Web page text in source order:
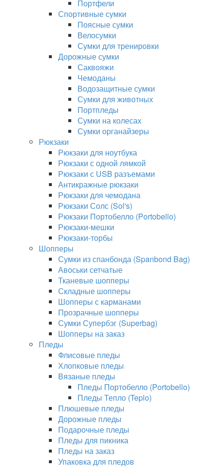
Портфели
Спортивные сумки
Поясные сумки
Велосумки
Сумки для тренировки
Дорожные сумки
Саквояжи
Чемоданы
Водозащитные сумки
Сумки для животных
Портпледы
Сумки на колесах
Сумки органайзеры
Рюкзаки
Рюкзаки для ноутбука
Рюкзаки с одной лямкой
Рюкзаки с USB разъемами
Антикражные рюкзаки
Рюкзаки для чемодана
Рюкзаки Солс (Sol's)
Рюкзаки Портобелло (Portobello)
Рюкзаки-мешки
Рюкзаки-торбы
Шопперы
Сумки из спанбонда (Spanbond Bag)
Авоськи сетчатые
Тканевые шопперы
Складные шопперы
Шопперы с карманами
Прозрачные шопперы
Сумки Супербэг (Superbag)
Шопперы на заказ
Пледы
Флисовые пледы
Хлопковые пледы
Вязаные пледы
Пледы Портобелло (Portobello)
Пледы Тепло (Teplo)
Плюшевые пледы
Дорожные пледы
Подарочные пледы
Пледы для пикника
Пледы на заказ
Упаковка для пледов